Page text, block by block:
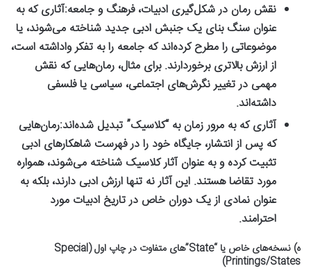
نقش رمان در شکل‌گیری ادبیات، فرهنگ و جامعه:آثاری که به
عنوان سنگ بنای یک جنبش ادبی جدید شناخته می‌شوند، یا
موضوعاتی را مطرح کرده‌اند که جامعه را به تفکر واداشته است،
از ارزش بالاتری برخوردارند. برای مثال، رمان‌هایی که نقش
مهمی در تغییر نگرش‌های اجتماعی، سیاسی یا فلسفی
داشته‌اند.
آثاری که به مرور زمان به “کلاسیک” تبدیل شده‌اند:رمان‌هایی
که پس از انتشار، جایگاه خود را در فهرست شاهکارهای ادبی
تثبیت کرده و به عنوان آثار کلاسیک شناخته می‌شوند، همواره
مورد تقاضا هستند. این آثار نه تنها ارزش ادبی دارند، بلکه به
عنوان نمادی از یک دوران خاص در تاریخ ادبیات مورد
احترامند.
ه) نسخه‌های خاص یا “State”‌های متفاوت در چاپ اول (Special
Printings/States)